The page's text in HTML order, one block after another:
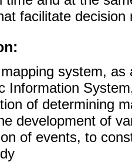
facilitate
system,
Information
of determining
development of
of events, to